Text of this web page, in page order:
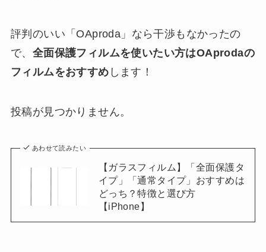
評判のいい「OAproda」なら干渉もなかったの
で、 全面保護フィルムを使いたい方はOAprodaの
フィルムをおすすめ します！
投稿が見つかりません。
あわせて読みたい
【ガラスフィルム】「全面保護タ
イプ」「通常タイプ」おすすめは
どっち？特徴と選び方
【iPhone】